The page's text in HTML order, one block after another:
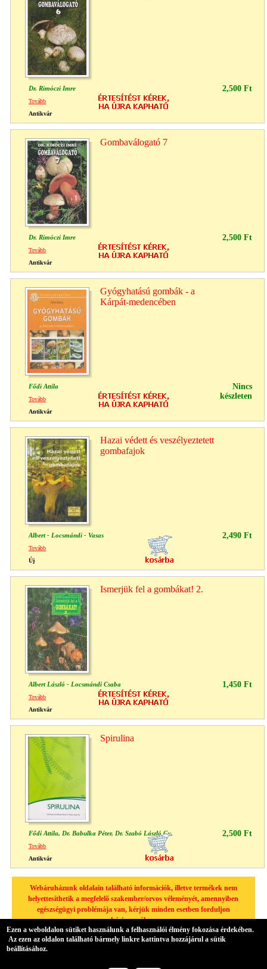
Dr. Rimóczi Imre 2,500 Ft
Tovább
Antikvár
Gombaválogató 7
Dr. Rimóczi Imre 2,500 Ft
Tovább
Antikvár
Gyógyhatású gombák - a
Kárpát-medencében
Fődi Attila
Nincs
készleten
Tovább
Antikvár
Hazai védett és veszélyeztetett
gombafajok
Albert - Locsmándi - Vasas 2,490 Ft
Tovább
Új
Ismerjük fel a gombákat! 2.
Albert László - Locsmándi Csaba 1,450 Ft
Tovább
Antikvár
Spirulina
Fődi Attila, Dr. Babulka Péter, Dr. Szabó László Gy. 2,500 Ft
Tovább
Antikvár
Webáruházunk oldalain található információk, illetve termékek nem
helyettesíthetik a megfelelő szakember/orvos véleményét, amennyiben
egészségügyi problémája van, kérjük minden esetben forduljon
háziorvosához.
Ezen a weboldalon sütiket használunk a felhasználói élmény fokozása érdekében.
Az ezen az oldalon található bármely linkre kattintva hozzájárul a sütik
beállításához.